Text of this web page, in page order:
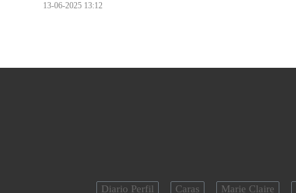
13-06-2025 13:12
Diario Perfil Caras Marie Claire